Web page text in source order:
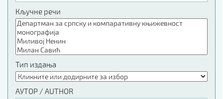
Кључне речи
Тип издања
АУТОР / AUTHOR